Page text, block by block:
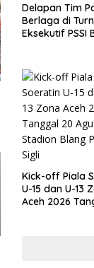
Delapan Tim
Berlaga di
Eksekutif PSSI
Kick-off Piala
U-15 dan U-13
Aceh 2026